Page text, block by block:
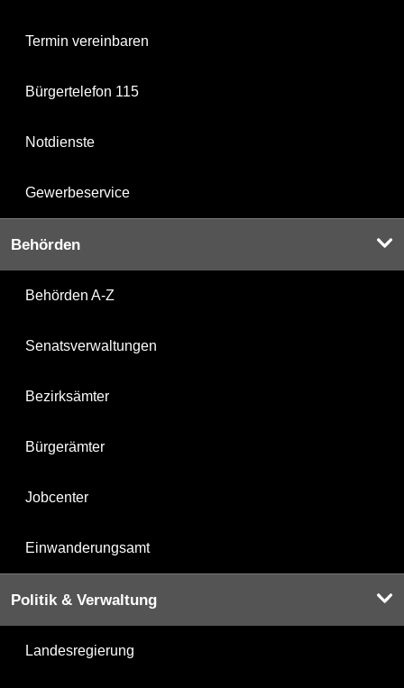
Termin vereinbaren
Bürgertelefon 115
Notdienste
Gewerbeservice
Behörden
Behörden A-Z
Senatsverwaltungen
Bezirksämter
Bürgerämter
Jobcenter
Einwanderungsamt
Politik & Verwaltung
Landesregierung